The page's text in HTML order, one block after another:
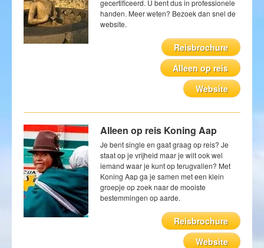
gecertificeerd. U bent dus in professionele
handen. Meer weten? Bezoek dan snel de
website.
Reisbrochure
Alleen op reis
Website
Alleen op reis Koning Aap
Je bent single en gaat graag op reis? Je
staat op je vrijheid maar je wilt ook wel
iemand waar je kunt op terugvallen? Met
Koning Aap ga je samen met een klein
groepje op zoek naar de mooiste
bestemmingen op aarde.
Reisbrochure
Website